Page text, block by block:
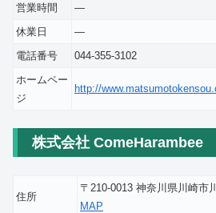
営業時間
―
休業日
―
電話番号
044-355-3102
ホームペー
ジ
http://
株式会社 ComeHarambee
住所
〒210-0013 神奈川県川崎
MAP